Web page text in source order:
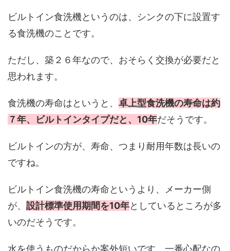
ビルトイン食洗機というのは、シンクの下に設置す
る食洗機のことです。
ただし、築２６年なので、おそらく交換が必要だと
思われます。
食洗機の寿命はというと、 卓上型食洗機の寿命は約
７年、ビルトインタイプだと、10年だそうです。
ビルトインの方が、寿命、つまり耐用年数は長いの
ですね。
ビルトイン食洗機の寿命というより、メーカー側
が、 設計標準使用期間を10年としているところが多
いのだそうです。